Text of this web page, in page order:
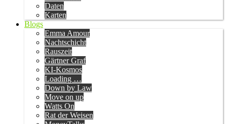
Daten
Karten
Blogs
Emma Amour
Nachtschicht
Rauszeit
Gärtner Graf
KI-Kosmos
Loading …
Down by Law
Move on up
Watts On
Rat der Weisen